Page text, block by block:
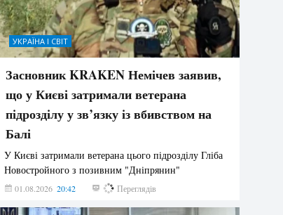
УКРАЇНА І СВІТ
Засновник KRAKEN Немічев заявив,
що у Києві затримали ветерана
підрозділу у зв’язку із вбивством на
Балі
У Києві затримали ветерана цього підрозділу Гліба
Новостройного з позивним "Дніпрянин"
01.08.2026 20:42 181 Переглядів